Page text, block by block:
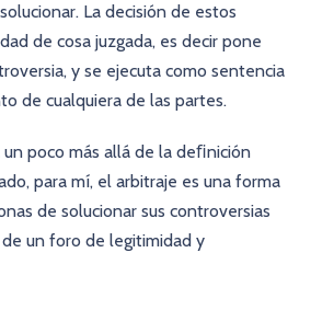
La decisión de estos
de cosa juzgada, es decir pone
y se ejecuta como sentencia
de cualquiera de las partes.
poco más allá de la deﬁnición
para mí, el arbitraje es una forma
de solucionar sus controversias
de un foro de legitimidad y